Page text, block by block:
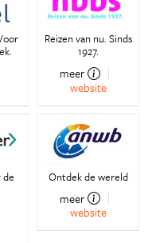
Reizen van nu. Sinds
1927.
meer
website
Ontdek de wereld
meer
website